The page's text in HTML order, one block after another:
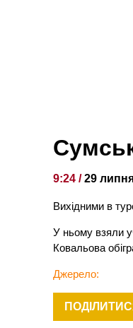
9:24 /29
Вихідними в
У ньому взяли
Ковальова
Джерело: